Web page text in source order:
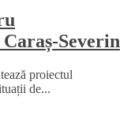
Severin
proiectul
de...